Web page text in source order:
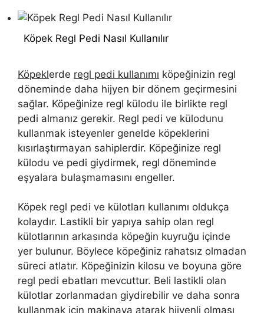
Köpek Regl Pedi Nasıl Kullanılır
Köpeklerde regl pedi kullanımı köpeğinizin regl
döneminde daha hijyen bir dönem geçirmesini
sağlar. Köpeğinize regl külodu ile birlikte regl
pedi almanız gerekir. Regl pedi ve külodunu
kullanmak isteyenler genelde köpeklerini
kısırlaştırmayan sahiplerdir. Köpeğinize regl
külodu ve pedi giydirmek, regl döneminde
eşyalara bulaşmamasını engeller.
Köpek regl pedi ve külotları kullanımı oldukça
kolaydır. Lastikli bir yapıya sahip olan regl
külotlarının arkasında köpeğin kuyruğu içinde
yer bulunur. Böylece köpeğiniz rahatsız olmadan
süreci atlatır. Köpeğinizin kilosu ve boyuna göre
regl pedi ebatları mevcuttur. Beli lastikli olan
külotlar zorlanmadan giydirebilir ve daha sonra
kullanmak için makinaya atarak hijyenli olması